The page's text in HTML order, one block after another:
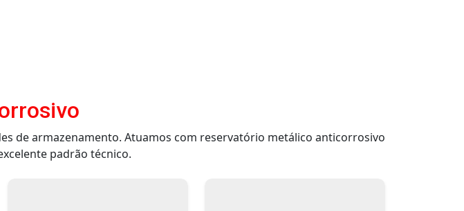
de armazenamento. Atuamos com reservatório metálico anticorrosivo
padrão técnico.